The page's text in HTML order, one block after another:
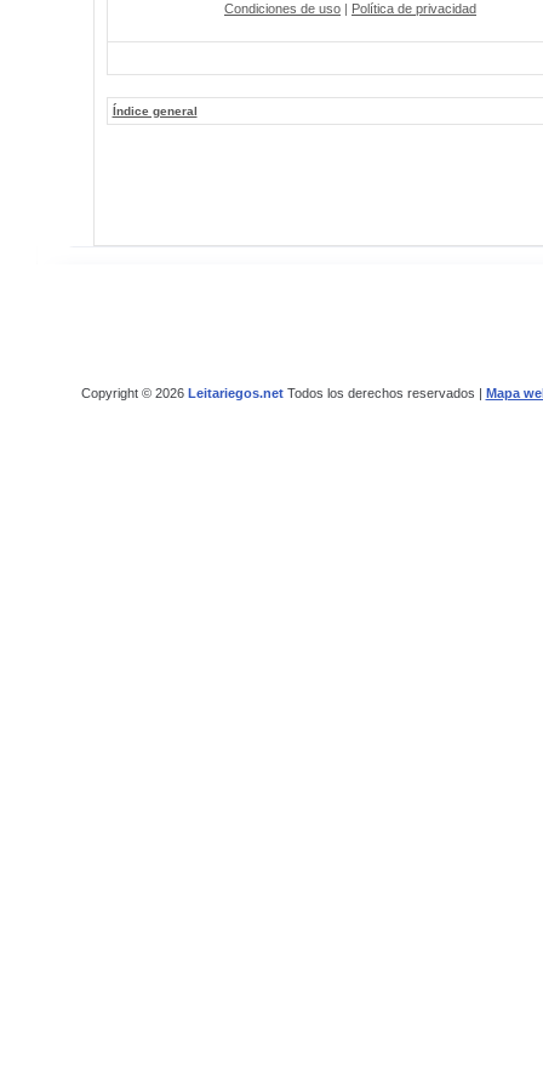
Condiciones de uso | Política de privacidad
Índice general
Copyright © 2026 Leitariegos.netTodos los derechos reservados | Mapa